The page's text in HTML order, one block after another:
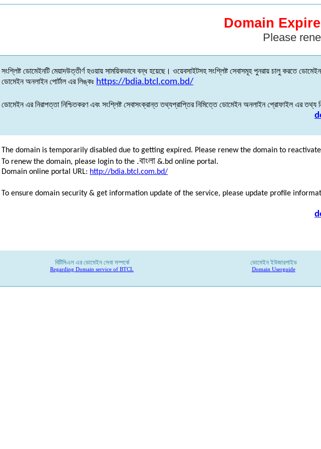
Domain
Please
সংশ্লিষ্ট ডোমেইনটি মেয়াদউত্তীর্ণ হওয়ায় সাময়িকভাবে বন্ধ হয়েছে।ওয়েবসাইটসহ সংশ্লিষ্ট সেবাসমূহ পুনরায় চালু করতে
ডোমেইন অনলাইন পোর্টাল এর লিঙ্কঃ https://bdia.btcl.com.bd/
ডোমেইন এর নিরাপত্তা নিশ্চিতকরণ এবং সংশ্লিষ্ট সেবাসংক্রান্ত তথ্যপ্রাপ্তির নিমিত্তে ডোমেইন অনলাইন প্রোফাইল এর তথ্য
The domain is temporarily disabled due to getting expired. Please renew the domain to
To renew the domain, please login to the .বাংলা &.bd online portal.
Domain online portal URL: http://bdia.btcl.com.bd/
To ensure domain security & get information update of the service, please update profile
বিটিসিএল এর ডোমেইন সেবা সম্পর্কে
Regarding Domain service of BTCL
ডোমেইন ইউজারগাইড
Domain Userguide